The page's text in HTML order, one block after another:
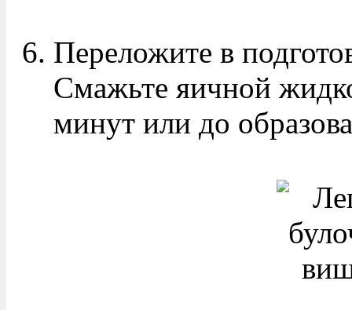
Переложите в
Смажьте яичной
минут или до